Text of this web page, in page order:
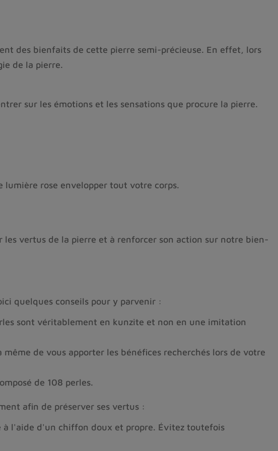
des bienfaits de cette pierre semi-précieuse. En effet, lors
de la pierre.
sur les émotions et les sensations que procure la pierre.
lumière rose envelopper tout votre corps.
vertus de la pierre et à renforcer son action sur notre bien-
quelques conseils pour y parvenir :
sont véritablement en kunzite et non en une imitation
de vous apporter les bénéfices recherchés lors de votre
de 108 perles.
afin de préserver ses vertus :
l'aide d'un chiffon doux et propre. Évitez toutefois